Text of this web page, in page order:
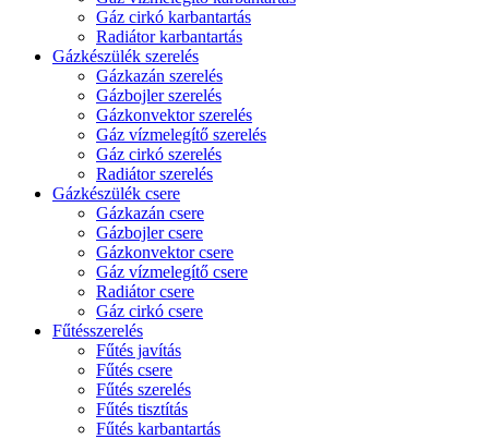
Gáz cirkó karbantartás
Radiátor karbantartás
Gázkészülék szerelés
Gázkazán szerelés
Gázbojler szerelés
Gázkonvektor szerelés
Gáz vízmelegítő szerelés
Gáz cirkó szerelés
Radiátor szerelés
Gázkészülék csere
Gázkazán csere
Gázbojler csere
Gázkonvektor csere
Gáz vízmelegítő csere
Radiátor csere
Gáz cirkó csere
Fűtésszerelés
Fűtés javítás
Fűtés csere
Fűtés szerelés
Fűtés tisztítás
Fűtés karbantartás